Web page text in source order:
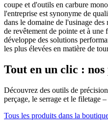
coupe et d'outils en carbure
l'entreprise est synonyme de
dans le domaine de l'usinage
de revêtement de pointe et à
développe des solutions
les plus élevées en matière de
Tout en un clic :
Découvrez des outils de
perçage, le serrage et le filetage
Tous les produits dans la